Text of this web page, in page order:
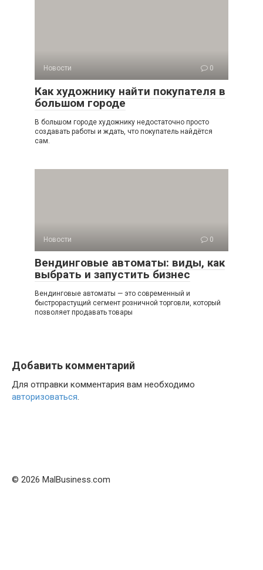
Новости 0
Как художнику найти покупателя в
большом городе
В большом городе художнику недостаточно просто
создавать работы и ждать, что покупатель найдётся
сам.
Новости 0
Вендинговые автоматы: виды, как
выбрать и запустить бизнес
Вендинговые автоматы — это современный и
быстрорастущий сегмент розничной торговли, который
позволяет продавать товары
Добавить комментарий
Для отправки комментария вам необходимо
авторизоваться.
© 2026 MalBusiness.com